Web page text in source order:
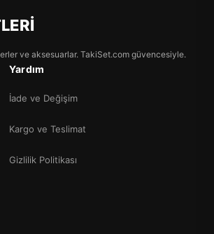
ve aksesuarlar. TakiSet.com güvencesiyle.
Yardım
İade ve Değişim
Kargo ve Teslimat
Gizlilik Politikası